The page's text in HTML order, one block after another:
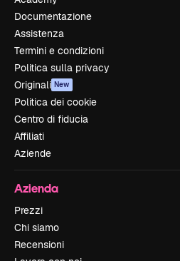
Documentazione
Assistenza
Termini e condizioni
Politica sulla privacy
Originali New
Politica dei cookie
Centro di fiducia
Affiliati
Aziende
Azienda
Prezzi
Chi siamo
Recensioni